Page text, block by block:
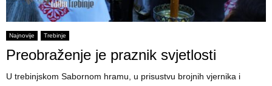
Najnovije Trebinje
Preobraženje je praznik svjetlosti
U trebinjskom Sabornom hramu, u prisustvu brojnih vjernika i